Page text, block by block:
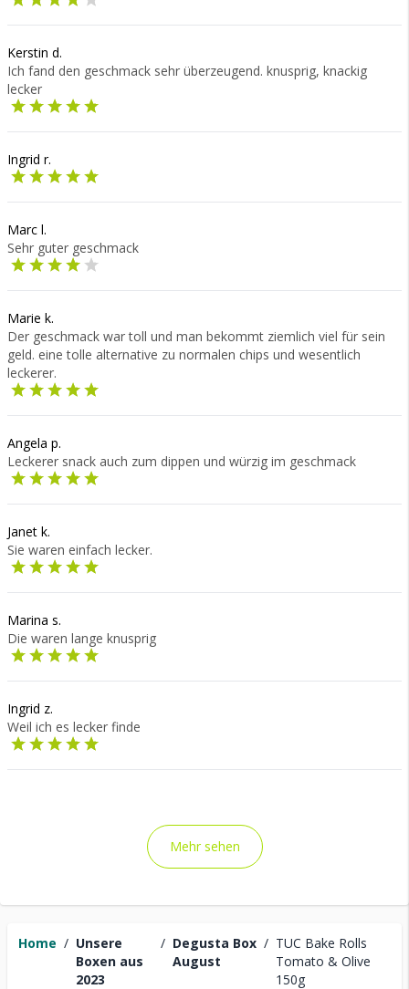
Home / Unsere
Boxen aus
2023
/ Degusta Box
August
/ TUC Bake Rolls
Tomato & Olive
150g
Kerstin d.
Ich fand den geschmack sehr überzeugend. knusprig, knackig
lecker
Ingrid r.
Marc l.
Sehr guter geschmack
Marie k.
Der geschmack war toll und man bekommt ziemlich viel für sein
geld. eine tolle alternative zu normalen chips und wesentlich
leckerer.
Angela p.
Leckerer snack auch zum dippen und würzig im geschmack
Janet k.
Sie waren einfach lecker.
Marina s.
Die waren lange knusprig
Ingrid z.
Weil ich es lecker finde
Mehr sehen